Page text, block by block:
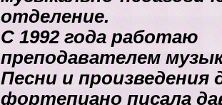
отделение.
С 1992 года работаю
преподавателем
Песни и произведения
фортепиано писала